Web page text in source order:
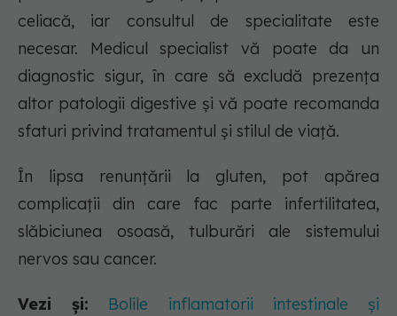
celiacă, iar consultul de specialitate este
necesar. Medicul specialist vă poate da un
diagnostic sigur, în care să excludă prezența
altor patologii digestive și vă poate recomanda
sfaturi privind tratamentul și stilul de viață.
În lipsa renunțării la gluten, pot apărea
complicații din care fac parte infertilitatea,
slăbiciunea osoasă, tulburări ale sistemului
nervos sau cancer.
Vezi și:
Bolile inflamatorii intestinale și